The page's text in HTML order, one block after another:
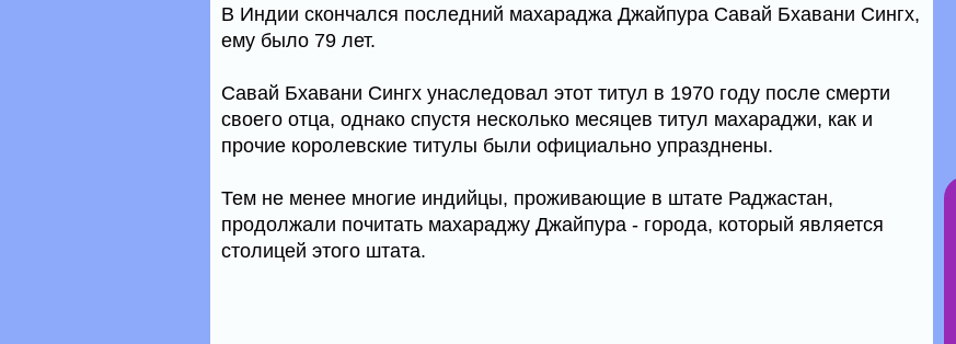
В Индии скончался последний махараджа Джайпура Савай Бхавани Сингх,
ему было 79 лет.
Савай Бхавани Сингх унаследовал этот титул в 1970 году после смерти
своего отца, однако спустя несколько месяцев титул махараджи, как и
прочие королевские титулы были официально упразднены.
Тем не менее многие индийцы, проживающие в штате Раджастан,
продолжали почитать махараджу Джайпура - города, который является
столицей этого штата.